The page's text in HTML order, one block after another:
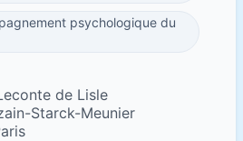
psychologique du
de Lisle
Starck-Meunier